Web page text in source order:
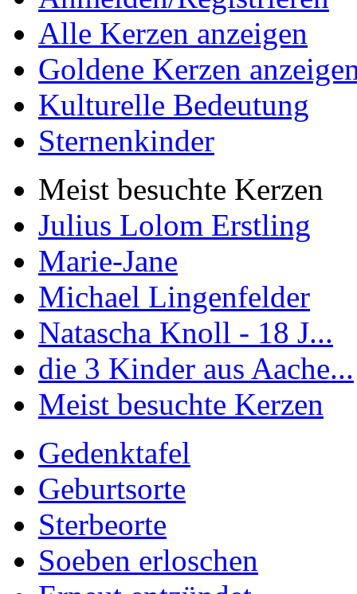
Alle Kerzen anzeigen
Goldene Kerzen
Kulturelle Bedeutung
Sternenkinder
Meist besuchte Kerzen
Julius Lolom Erstling
Marie-Jane
Michael Lingenfelder
Natascha Knoll - 18 J...
die 3 Kinder aus Aache...
Meist besuchte Kerzen
Gedenktafel
Geburtsorte
Sterbeorte
Soeben erloschen